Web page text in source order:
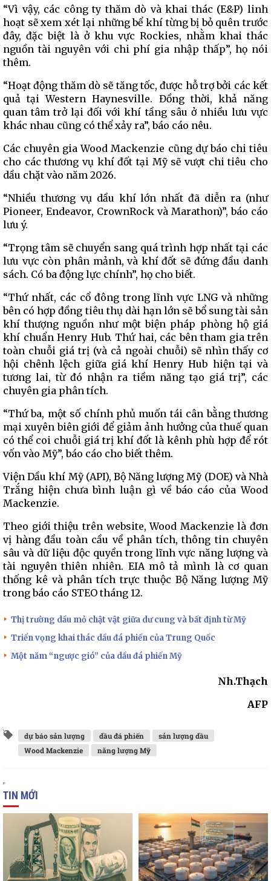
“Vì vậy, các công ty thăm dò và khai thác (E&P) linh
hoạt sẽ xem xét lại những bể khí từng bị bỏ quên trước
đây, đặc biệt là ở khu vực Rockies, nhằm khai thác
nguồn tài nguyên với chi phí gia nhập thấp”, họ nói
thêm.
“Hoạt động thăm dò sẽ tăng tốc, được hỗ trợ bởi các kết
quả tại Western Haynesville. Đồng thời, khả năng
quan tâm trở lại đối với khí tầng sâu ở nhiều lưu vực
khác nhau cũng có thể xảy ra”, báo cáo nêu.
Các chuyên gia Wood Mackenzie cũng dự báo chi tiêu
cho các thương vụ khí đốt tại Mỹ sẽ vượt chi tiêu cho
dầu chặt vào năm 2026.
“Nhiều thương vụ dầu khí lớn nhất đã diễn ra (như
Pioneer, Endeavor, CrownRock và Marathon)”, báo cáo
lưu ý.
“Trọng tâm sẽ chuyển sang quá trình hợp nhất tại các
lưu vực còn phân mảnh, và khí đốt sẽ đứng đầu danh
sách. Có ba động lực chính”, họ cho biết.
“Thứ nhất, các cổ đông trong lĩnh vực LNG và những
bên có hợp đồng tiêu thụ dài hạn lớn sẽ bổ sung tài sản
khí thượng nguồn như một biện pháp phòng hộ giá
khí chuẩn Henry Hub. Thứ hai, các bên tham gia trên
toàn chuỗi giá trị (và cả ngoài chuỗi) sẽ nhìn thấy cơ
hội chênh lệch giữa giá khí Henry Hub hiện tại và
tương lai, từ đó nhận ra tiềm năng tạo giá trị”, các
chuyên gia phân tích.
“Thứ ba, một số chính phủ muốn tái cân bằng thương
mại xuyên biên giới để giảm ảnh hưởng của thuế quan
có thể coi chuỗi giá trị khí đốt là kênh phù hợp để rót
vốn vào Mỹ”, báo cáo cho biết thêm.
Viện Dầu khí Mỹ (API), Bộ Năng lượng Mỹ (DOE) và Nhà
Trắng hiện chưa bình luận gì về báo cáo của Wood
Mackenzie.
Theo giới thiệu trên website, Wood Mackenzie là đơn
vị hàng đầu toàn cầu về phân tích, thông tin chuyên
sâu và dữ liệu độc quyền trong lĩnh vực năng lượng và
tài nguyên thiên nhiên. EIA mô tả mình là cơ quan
thống kê và phân tích trực thuộc Bộ Năng lượng Mỹ
trong báo cáo STEO tháng 12.
Thị trường dầu mỏ chật vật giữa dư cung và bất định từ Mỹ
Triển vọng khai thác dầu đá phiến của Trung Quốc
Một năm “ngược gió” của dầu đá phiến Mỹ
Nh.Thạch
AFP
dự báo sản lượng dầu đá phiến
sản lượng dầu
Wood Mackenzie
năng lượng Mỹ
TIN MỚI